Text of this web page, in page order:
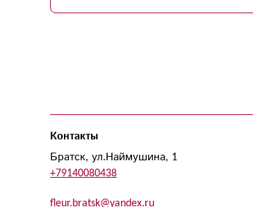
Контакты
Братск, ул.Наймушина, 1
+79140080438
fleur.bratsk@yandex.ru